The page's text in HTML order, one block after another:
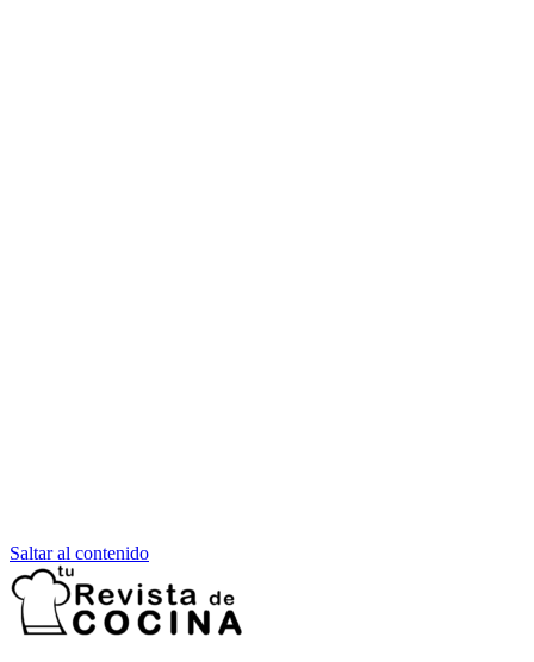
Saltar al contenido